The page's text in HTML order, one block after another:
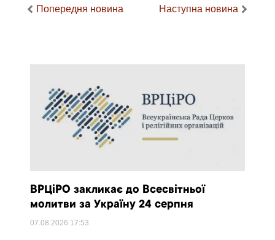
Попередня новина Наступна новина
ВРЦіРО закликає до Всесвітньої
молитви за Україну 24 серпня
07.08.2026 17:53